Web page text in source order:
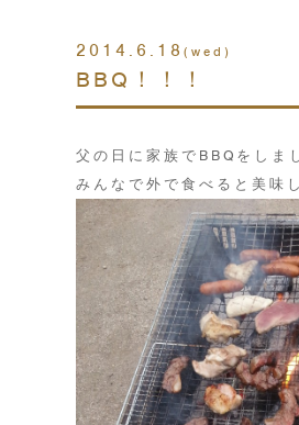
2014.6.18 (wed)
BBQ！！！
父の日に家族でBBQをしま
みんなで外で食べると美味